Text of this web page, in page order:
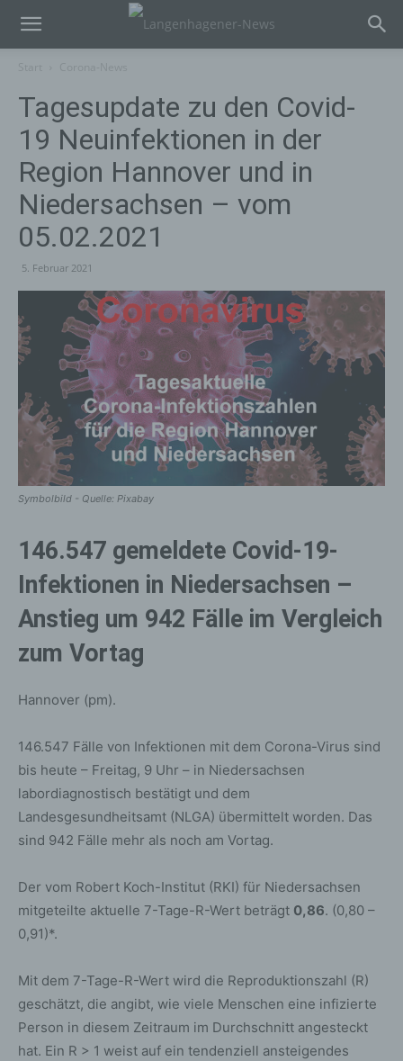
Tagesupdate zu den Covid-
19 Neuinfektionen in der
Region Hannover und in
Niedersachsen – vom
05.02.2021
5. Februar 2021
Symbolbild - Quelle: Pixabay
146.547 gemeldete Covid-19-
Infektionen in Niedersachsen –
Anstieg um 942 Fälle im Vergleich
zum Vortag
Hannover (pm).
146.547 Fälle von Infektionen mit dem Corona-Virus sind
bis heute – Freitag, 9 Uhr – in Niedersachsen
labordiagnostisch bestätigt und dem
Landesgesundheitsamt (NLGA) übermittelt worden. Das
sind 942 Fälle mehr als noch am Vortag.
Der vom Robert Koch-Institut (RKI) für Niedersachsen
mitgeteilte aktuelle 7-Tage-R-Wert beträgt 0,86. (0,80 –
0,91)*.
Mit dem 7-Tage-R-Wert wird die Reproduktionszahl (R)
geschätzt, die angibt, wie viele Menschen eine infizierte
Person in diesem Zeitraum im Durchschnitt angesteckt
hat. Ein R > 1 weist auf ein tendenziell ansteigendes